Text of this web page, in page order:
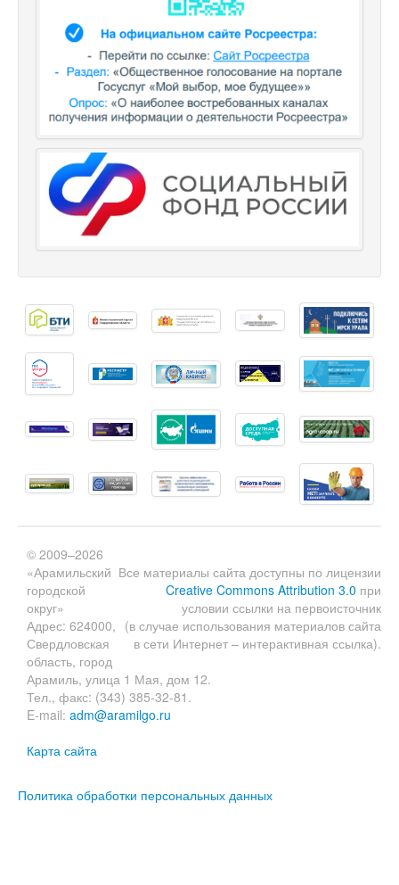
Все материалы сайта доступны по лицензии
Creative Commons Attribution 3.0 при
условии ссылки на первоисточник
(в случае использования материалов сайта
в сети Интернет – интерактивная ссылка).
© 2009–2026
«Арамильский
городской
округ»
Адрес: 624000,
Свердловская
область, город
Арамиль, улица 1 Мая, дом 12.
Тел., факс: (343) 385-32-81.
E-mail: adm@aramilgo.ru
Карта сайта
Политика обработки персональных данных